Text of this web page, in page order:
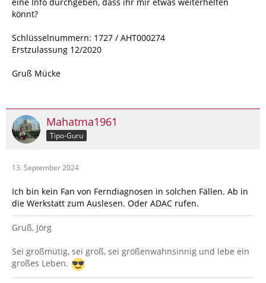
könnt?
Schlüsselnummern: 1727 / AHT000274
Erstzulassung 12/2020
Gruß Mücke
Mahatma1961
Tipo-Guru
13. September 2024
Ich bin kein Fan von Ferndiagnosen in solchen Fällen. Ab in
die Werkstatt zum Auslesen. Oder ADAC rufen.
Gruß, Jörg
Sei großmütig, sei groß, sei größenwahnsinnig und lebe ein
großes Leben.